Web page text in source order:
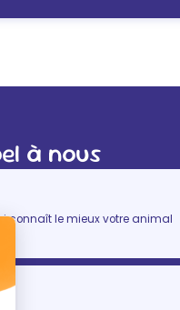
à nous
connaît le mieux votre animal